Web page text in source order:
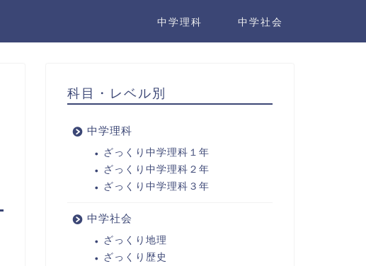
中学理科 中学社会
科目・レベル別
中学理科
ざっくり中学理科１年
ざっくり中学理科２年
ざっくり中学理科３年
中学社会
ざっくり地理
ざっくり歴史